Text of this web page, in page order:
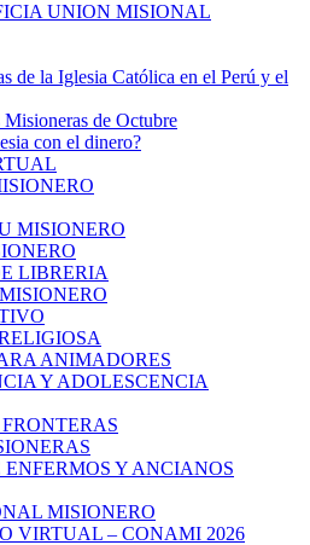
UNION MISIONAL
de la Iglesia Católica en el Perú y el
Misioneras de Octubre
con el dinero?
MISIONERO
LIBRERIA
ANIMADORES
Y ADOLESCENCIA
Y ANCIANOS
MISIONERO
VIRTUAL – CONAMI 2026